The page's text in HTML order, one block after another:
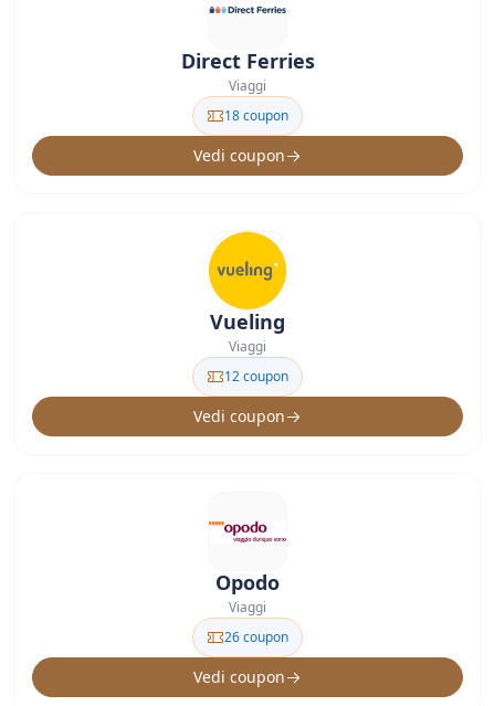
Direct Ferries
Viaggi
18 coupon
Vedi coupon
Vueling
Viaggi
12 coupon
Vedi coupon
Opodo
Viaggi
26 coupon
Vedi coupon